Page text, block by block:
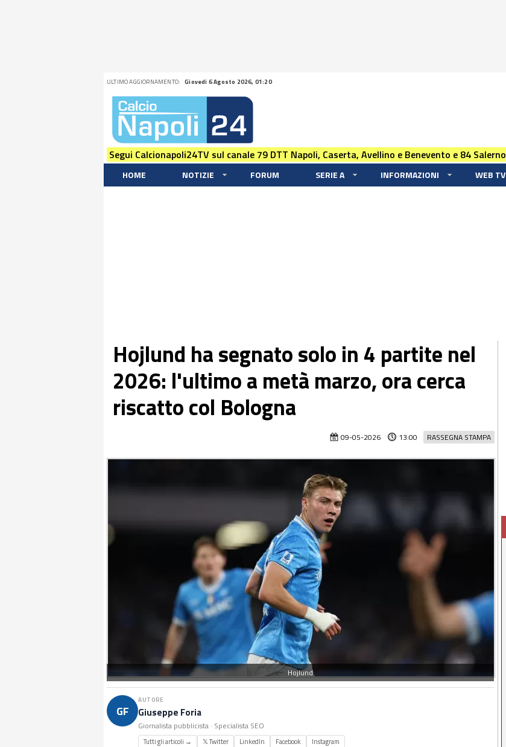
ULTIMO AGGIORNAMENTO: Giovedi 6 Agosto 2026, 01:20
Segui Calcionapoli24TV sul canale 79 DTT Napoli, Caserta, Avellino e Benevento e 84 Salerno
HOME NOTIZIE FORUM SERIE A INFORMAZIONI WEB TV
Hojlund ha segnato solo in 4 partite nel
2026: l'ultimo a metà marzo, ora cerca
riscatto col Bologna
RASSEGNA STAMPA
09-05-2026 13:00
Hojlund
GF
AUTORE
Giuseppe Foria
Giornalista pubblicista · Specialista SEO
Tutti gli articoli → 𝕏 Twitter LinkedIn Facebook Instagram